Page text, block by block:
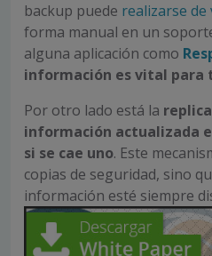
backup puede realizarse
forma manual en un
alguna aplicación como
información es vital para
Por otro lado está la
información actualizada
si se cae uno. Este
copias de seguridad, sino
información esté siempre